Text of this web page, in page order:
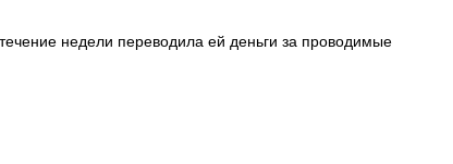
недели переводила ей деньги за проводимые